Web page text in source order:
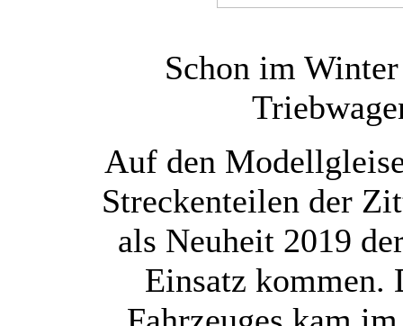
Schon im
Auf den
Streckenteilen der
als Neuheit 2019
Einsatz kommen.